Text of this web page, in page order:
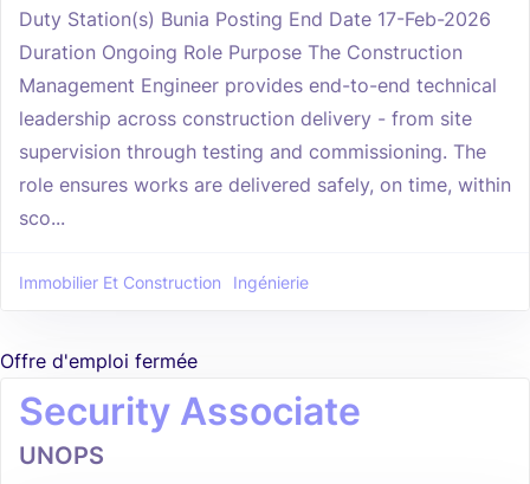
Duty Station(s) Bunia Posting End Date 17-Feb-2026
Duration Ongoing Role Purpose The Construction
Management Engineer provides end-to-end technical
leadership across construction delivery - from site
supervision through testing and commissioning. The
role ensures works are delivered safely, on time, within
sco...
Immobilier Et Construction Ingénierie
Offre d'emploi fermée
Security Associate
UNOPS